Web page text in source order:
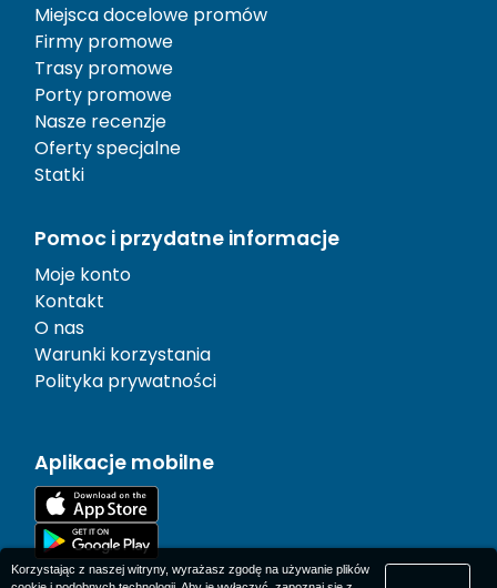
Miejsca docelowe promów
Firmy promowe
Trasy promowe
Porty promowe
Nasze recenzje
Oferty specjalne
Statki
Pomoc i przydatne informacje
Moje konto
Kontakt
O nas
Warunki korzystania
Polityka prywatności
Aplikacje mobilne
Korzystając z naszej witryny, wyrażasz zgodę na używanie plików